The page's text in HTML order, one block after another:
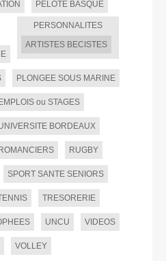
PELOTE BASQUE
PERSONNALITES
ARTISTES BECISTES
PLONGEE SOUS MARINE
ou STAGES
BORDEAUX
ROMANCIERS RUGBY
SPORT SANTE SENIORS
TRESORERIE
UNCU VIDEOS
VOLLEY